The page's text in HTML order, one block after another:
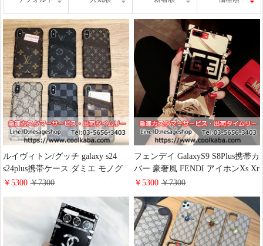
ルイヴィトン/グッチ galaxy s24
s24plus携帯ケース ダミエ モノグ
ラム カード収納 ヴィトン ギャラ
ゃれ ビジネス風 ブランドロゴ
iphone16/16proケース 高品質
￥5300￥7300
フェンデイ GalaxyS9 S8Plus携帯カ
バー 豪奢風 FENDI アイホンXs Xr
Xsmax チェーン付きケース
衝撃 iphone7/6s plus ケース 欧米フ
ァッション 送料無料
￥5300￥7300